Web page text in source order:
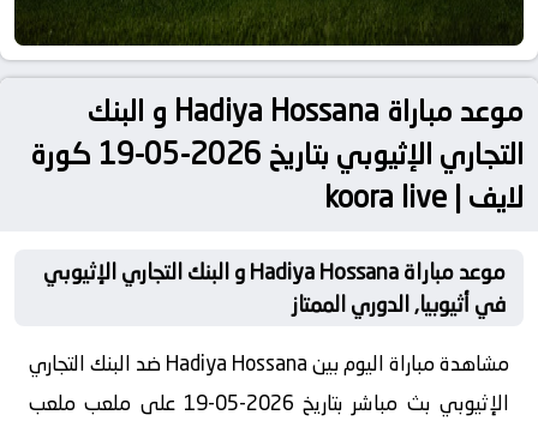
موعد مباراة Hadiya Hossana و البنك
التجاري الإثيوبي بتاريخ 2026-05-19 كورة
لايف | koora live
موعد مباراة Hadiya Hossana و البنك التجاري الإثيوبي
في أثيوبيا, الدوري الممتاز
مشاهدة مباراة اليوم بين Hadiya Hossana ضد البنك التجاري
الإثيوبي بث مباشر بتاريخ 2026-05-19 على ملعب ملعب